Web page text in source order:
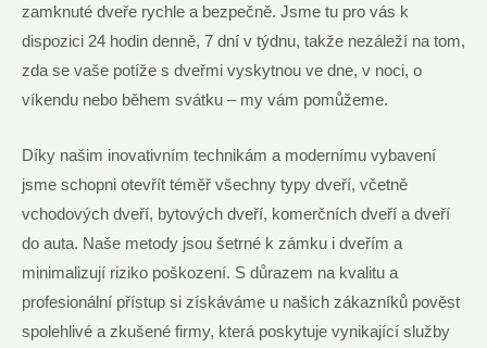
zamknuté dveře rychle a bezpečně. Jsme tu pro vás k
dispozici 24 hodin denně, 7 dní v týdnu, takže nezáleží na tom,
zda se vaše potíže s dveřmi vyskytnou ve dne, v noci, o
víkendu nebo během svátku – my vám pomůžeme.
Díky našim inovativním technikám a modernímu vybavení
jsme schopni otevřít téměř všechny typy dveří, včetně
vchodových dveří, bytových dveří, komerčních dveří a dveří
do auta. Naše metody jsou šetrné k zámku i dveřím a
minimalizují riziko poškození. S důrazem na kvalitu a
profesionální přístup si získáváme u našich zákazníků pověst
spolehlivé a zkušené firmy, která poskytuje vynikající služby